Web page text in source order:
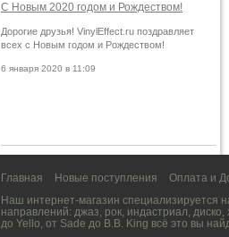
С Новым 2020 годом и Рождеством!
Дорогие друзья! VinylEffect.ru поздравляет
всех с Новым годом и Рождеством!
6 января 2020 в 11:09
Главная Новые поступления Оплата и
Наш интернет-магазин специализируется
направлений: джаз, рок, индастриал, диско,
до Yello, от Sade до B.B. King всё это вы